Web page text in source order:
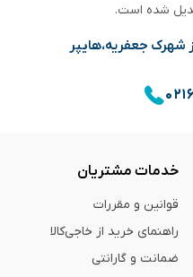
شده است.
شهرک جعفریه،هایپر
خدمات مشتریان
قوانین و مقررات
راهنمای خرید از خاجی‌کالا
ضمانت و گارانتی